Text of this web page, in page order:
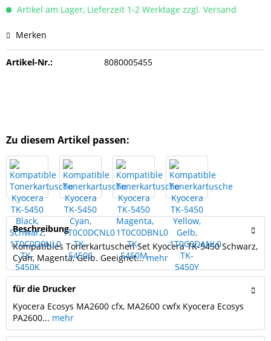
Artikel am Lager, Lieferzeit 1-2 Werktage zzgl. Versand
Merken
Artikel-Nr.: 8080005455
Zu diesem Artikel passen:
Beschreibung
Kompatibles Tonerkartuschen Set Kyocera TK-5450 Schwarz,
Cyan, Magenta, Gelb. Geeignet...mehr
für die Drucker
Kyocera Ecosys MA2600 cfx, MA2600 cwfx Kyocera Ecosys
PA2600... mehr